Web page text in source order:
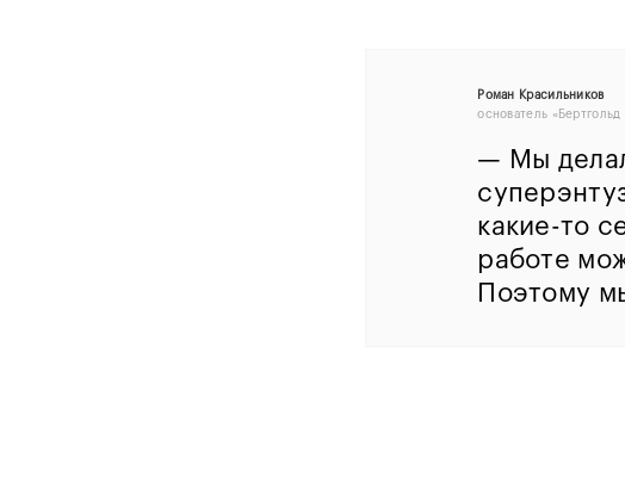
Роман Красильников
основатель «Бертгольд
— Мы
какие-то
работе
Поэтому